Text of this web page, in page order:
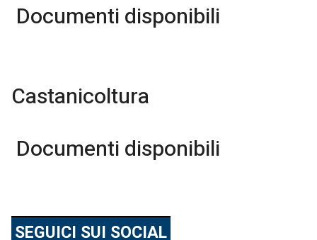
Documenti disponibili
Castanicoltura
Documenti disponibili
SEGUICI SUI SOCIAL